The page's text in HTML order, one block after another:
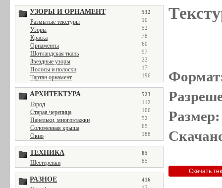
УЗОРЫ И ОРНАМЕНТ 532
Размытые текстуры 10
Узоры 52
Краска 78
Орнаменты 60
Шотландская ткань 97
Звездные узоры 22
Полосы и полоски 17
Тартан орнамент 196
АРХИТЕКТУРА 523
Город 112
Старая черепица 106
Панельки, многоэтажки 52
Соломенная крыша 65
Окно 188
ТЕХНИКА 85
Шестеренки 85
РАЗНОЕ 416